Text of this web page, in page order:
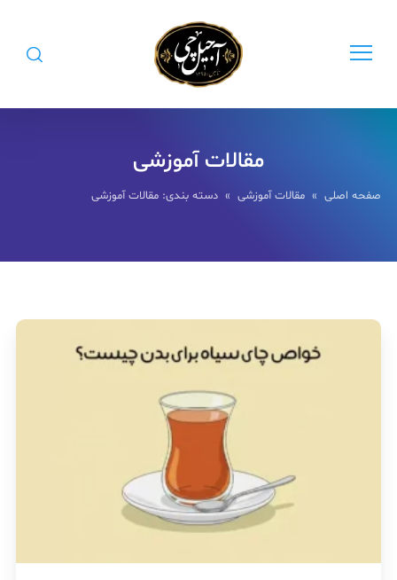
مقالات آموزشی
صفحه اصلی» مقالات آموزشی» دسته بندی: مقالات آموزشی